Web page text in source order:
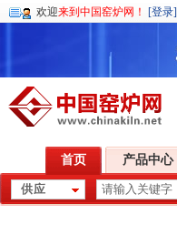
欢迎来到中国窑炉网！ [登录]
首页 产品中心